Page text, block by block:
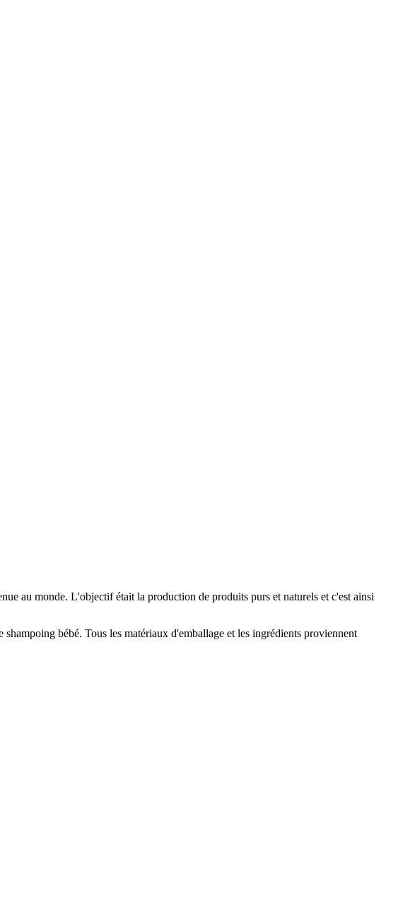
au monde. L'objectif était la production de produits purs et naturels et c'est ainsi
bébé. Tous les matériaux d'emballage et les ingrédients proviennent